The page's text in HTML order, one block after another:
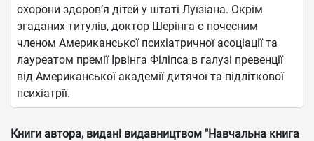
охорони здоров’я дітей у штаті Луїзіана. Окрім
згаданих титулів, доктор Шерінга є почесним
членом Американської психіатричної асоціації та
лауреатом премії Ірвінга Філіпса в галузі превенції
від Американської академії дитячої та підліткової
психіатрії.
Книги автора, видані видавництвом "Навчальна книга